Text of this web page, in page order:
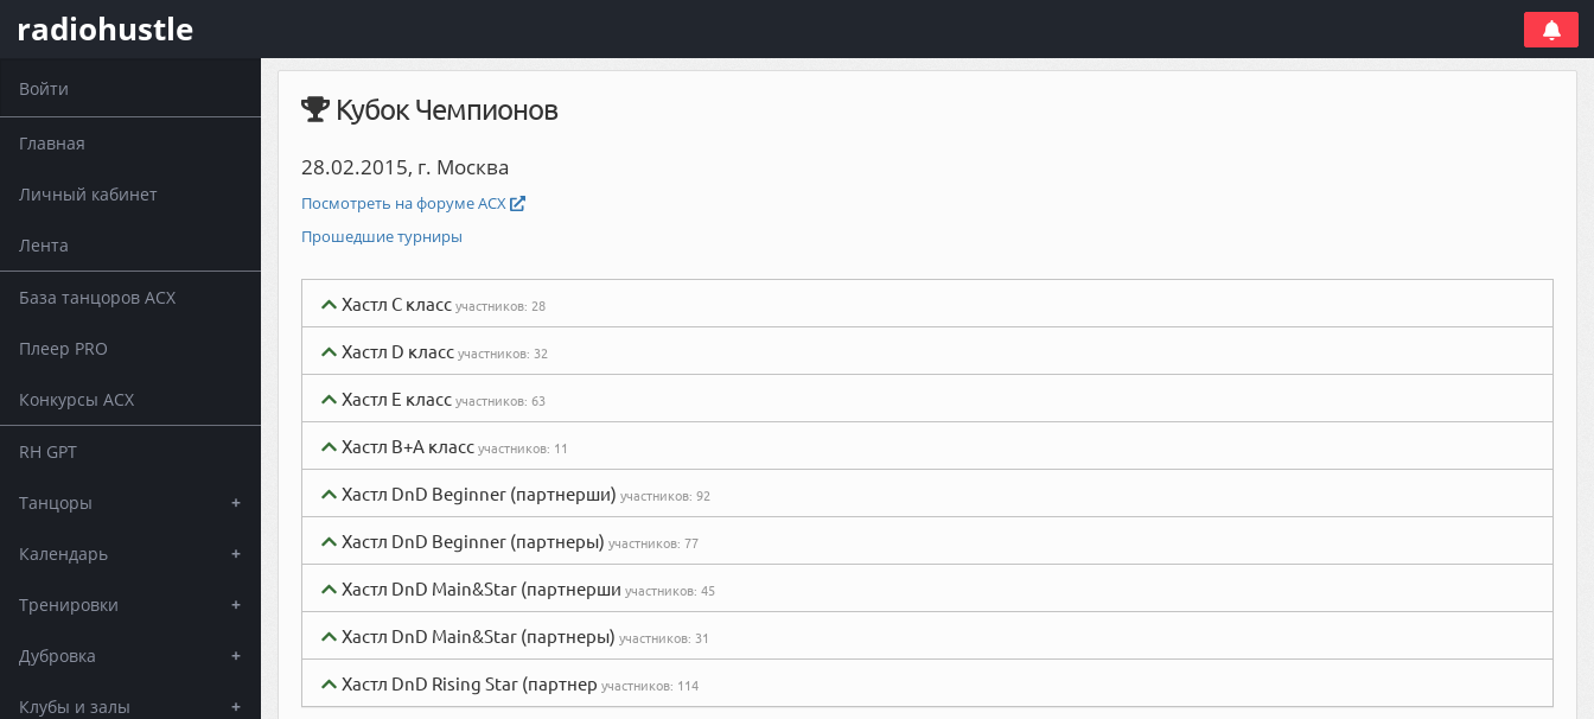
radiohustle
Войти
Главная
Личный кабинет
Лента
База танцоров АСХ
Плеер PRO
Конкурсы АСХ
RH GPT
Танцоры +
Календарь +
Тренировки +
Дубровка +
Клубы и залы +
Кубок Чемпионов
28.02.2015, г. Москва
Посмотреть на форуме АСХ
Прошедшие турниры
Хастл C классучастников: 28
Хастл D классучастников: 32
Хастл E классучастников: 63
Хастл В+А классучастников: 11
Хастл DnD Beginner (партнерши) участников: 92
Хастл DnD Beginner (партнеры) участников: 77
Хастл DnD Main&Star (партнерши участников: 45
Хастл DnD Main&Star (партнеры) участников: 31
Хастл DnD Rising Star (партнер участников: 114